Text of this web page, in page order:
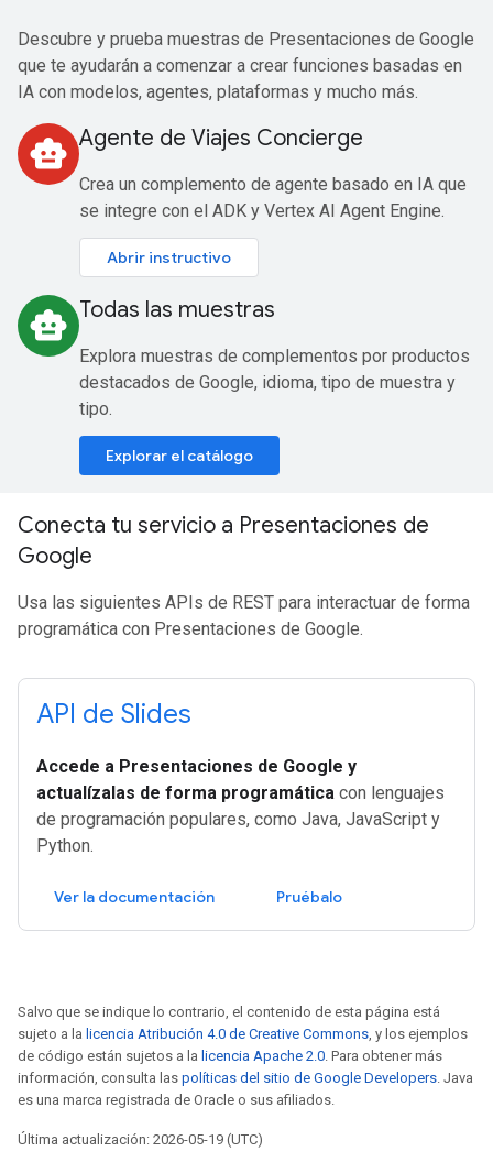
Descubre y prueba muestras de Presentaciones de Google
que te ayudarán a comenzar a crear funciones basadas en
IA con modelos, agentes, plataformas y mucho más.
smart_toy Agente de Viajes Concierge
Crea un complemento de agente basado en IA que
se integre con el ADK y Vertex AI Agent Engine.
Abrir instructivo
smart_toy Todas las muestras
Explora muestras de complementos por productos
destacados de Google, idioma, tipo de muestra y
tipo.
Explorar el catálogo
Conecta tu servicio a Presentaciones de
Google
Usa las siguientes APIs de REST para interactuar de forma
programática con Presentaciones de Google.
API de Slides
Accede a Presentaciones de Google y
actualízalas de forma programática con lenguajes
de programación populares, como Java, JavaScript y
Python.
Ver la documentación Pruébalo
Salvo que se indique lo contrario, el contenido de esta página está
sujeto a la licencia Atribución 4.0 de Creative Commons , y los ejemplos
de código están sujetos a la licencia Apache 2.0 . Para obtener más
información, consulta las políticas del sitio de Google Developers . Java
es una marca registrada de Oracle o sus afiliados.
Última actualización: 2026-05-19 (UTC)